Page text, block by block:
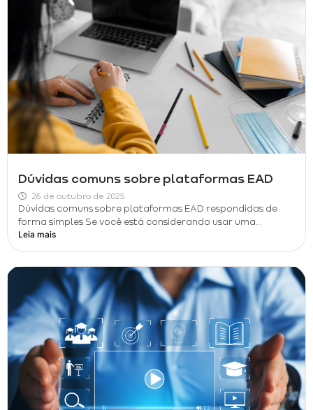
Dúvidas comuns sobre plataformas EAD
26 de outubro de 2025
Dúvidas comuns sobre plataformas EAD respondidas de
forma simples Se você está considerando usar uma...
Leia mais